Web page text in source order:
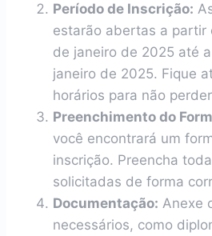
Período de Inscrição:
estarão abertas a partir
de janeiro de 2025 até
janeiro de 2025. Fique
horários para não
Preenchimento do
você encontrará um
inscrição. Preencha
solicitadas de forma
Documentação: Anexe
necessários, como